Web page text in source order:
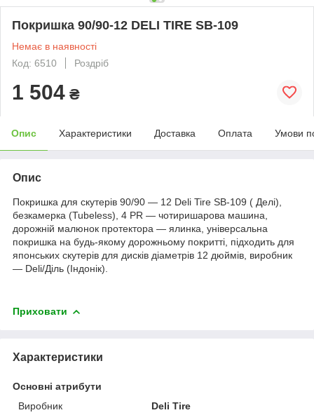
Покришка 90/90-12 DELI TIRE SB-109
Немає в наявності
Код: 6510
Роздріб
1 504 ₴
Опис Характеристики Доставка Оплата Умови
Опис
Покришка для скутерів 90/90 — 12 Deli Tire SB-109 ( Делі),
безкамерка (Tubeless), 4 PR — чотиришарова машина,
дорожній малюнок протектора — ялинка, універсальна
покришка на будь-якому дорожньому покритті, підходить для
японських скутерів для дисків діаметрів 12 дюймів, виробник
— Deli/Діль (Індонік).
Приховати
Характеристики
Основні атрибути
Виробник
Deli Tire